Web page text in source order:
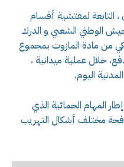
، التابعة لمفتشية أقسام
الوطني الشعبي و الدرك
20 دلو بلاستيكي من مادة المازوت بمجموع
خلال عملية ميدانية ،
اليوم.
المهام الحمائية الذي
مختلف أشكال التهريب